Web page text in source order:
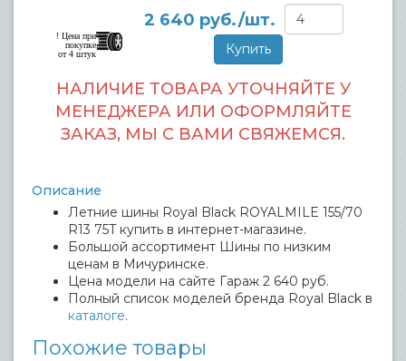
! Цена при
покупке
от 4 штук
2 640 руб./шт.
НАЛИЧИЕ ТОВАРА УТОЧНЯЙТЕ У
МЕНЕДЖЕРА ИЛИ ОФОРМЛЯЙТЕ
ЗАКАЗ, МЫ С ВАМИ СВЯЖЕМСЯ.
Описание
Летние шины Royal Black ROYALMILE 155/70
R13 75T купить в интернет-магазине.
Большой ассортимент Шины по низким
ценам в Мичуринске.
Цена модели на сайте Гараж 2 640 руб.
Полный список моделей бренда Royal Black в
каталоге.
Похожие товары